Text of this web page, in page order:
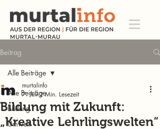
Beitrag
Alle Beiträge
Bildung
Umwelt
Alle Beiträge
Bildung mit Zukunft:
„Kreative Lehrlingswelten“
murtalinfo
7. Juli 2 Min. Lesezeit